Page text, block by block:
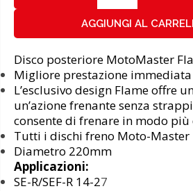
AGGIUNGI AL
Disco posteriore MotoMaster
Migliore prestazione
L’esclusivo design Flame offre
un’azione frenante senza
consente di frenare in modo più
Tutti i dischi freno Moto-Master
Diametro 220mm
Applicazioni:
SE-R/SEF-R 14-27